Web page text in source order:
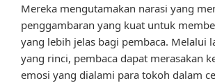
Mereka mengutamakan narasi yang
penggambaran yang kuat untuk
yang lebih jelas bagi pembaca. Melalui
yang rinci, pembaca dapat merasakan
emosi yang dialami para tokoh dalam